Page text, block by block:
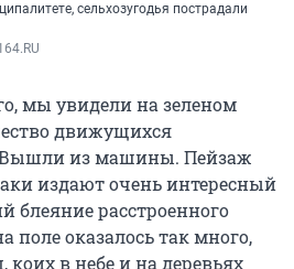
сельхозугодья пострадали
мы увидели на зеленом
движущихся
Вышли из машины. Пейзаж
издают очень интересный
расстроенного
поле оказалось так много,
в небе и на деревьях